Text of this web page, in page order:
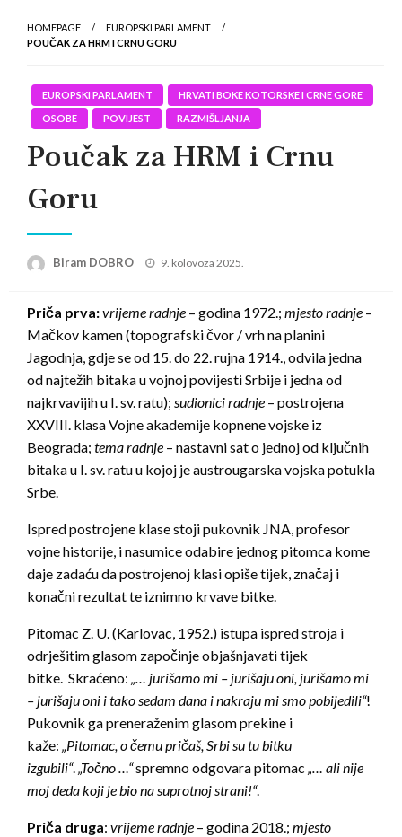
HOMEPAGE
EUROPSKI PARLAMENT
POUČAK ZA HRM I CRNU GORU
EUROPSKI PARLAMENT
HRVATI BOKE KOTORSKE I CRNE GORE
OSOBE
POVIJEST RAZMIŠLJANJA
Poučak za HRM i Crnu
Goru
Biram DOBRO
Posted
9. kolovoza 2025.
Priča prva:vrijeme radnje – godina 1972.; mjesto radnje –
Mačkov kamen (topografski čvor / vrh na planini
Jagodnja, gdje se od 15. do 22. rujna 1914., odvila jedna
od najtežih bitaka u vojnoj povijesti Srbije i jedna od
najkrvavijih u I. sv. ratu); sudionici radnje – postrojena
XXVIII. klasa Vojne akademije kopnene vojske iz
Beograda; tema radnje – nastavni sat o jednoj od ključnih
bitaka u I. sv. ratu u kojoj je austrougarska vojska potukla
Srbe.
Ispred postrojene klase stoji pukovnik JNA, profesor
vojne historije, i nasumice odabire jednog pitomca kome
daje zadaću da postrojenoj klasi opiše tijek, značaj i
konačni rezultat te iznimno krvave bitke.
Pitomac Z. U. (Karlovac, 1952.) istupa ispred stroja i
odrješitim glasom započinje objašnjavati tijek
bitke. Skraćeno: „… jurišamo mi – jurišaju oni, jurišamo mi
– jurišaju oni i tako sedam dana i nakraju mi smo pobijedili“!
Pukovnik ga preneraženim glasom prekine i
kaže: „Pitomac, o čemu pričaš, Srbi su tu bitku
izgubili“.„Točno …“spremno odgovara pitomac „… ali nije
moj deda koji je bio na suprotnoj strani!“.
Priča druga: vrijeme radnje – godina 2018.; mjesto